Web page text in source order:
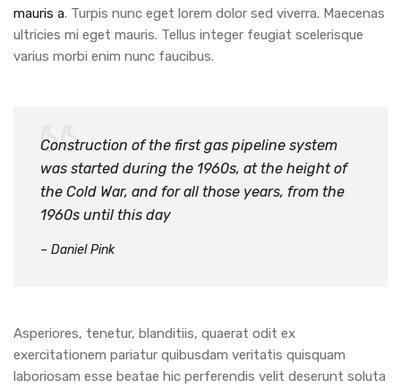
mauris a. Turpis nunc eget lorem dolor sed viverra. Maecenas
ultricies mi eget mauris. Tellus integer feugiat scelerisque
varius morbi enim nunc faucibus.
Construction of the first gas pipeline system
was started during the 1960s, at the height of
the Cold War, and for all those years, from the
1960s until this day
– Daniel Pink
Asperiores, tenetur, blanditiis, quaerat odit ex
exercitationem pariatur quibusdam veritatis quisquam
laboriosam esse beatae hic perferendis velit deserunt soluta